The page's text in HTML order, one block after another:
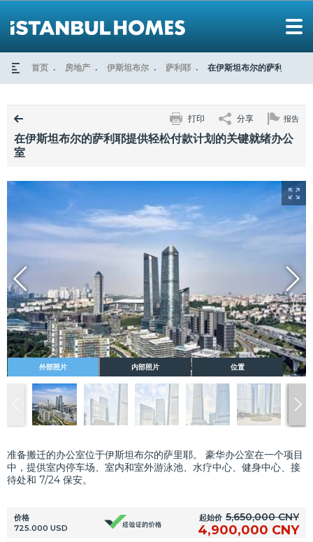
首页 房地产 伊斯坦布尔 萨利耶 在伊斯坦布尔的萨利耶提供
报告
分享
打印
在伊斯坦布尔的萨利耶提供轻松付款计划的关键就绪办公
室
外部照片 内部照片 位置
准备搬迁的办公室位于伊斯坦布尔的萨里耶。 豪华办公室在一个项目
中，提供室内停车场、室内和室外游泳池、水疗中心、健身中心、接
待处和 7/24 保安。
价格
725.000 USD
起始价 5,650,000 CNY
4,900,000 CNY